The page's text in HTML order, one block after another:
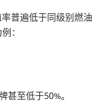
普遍低于同级别燃油
：
甚至低于50%。